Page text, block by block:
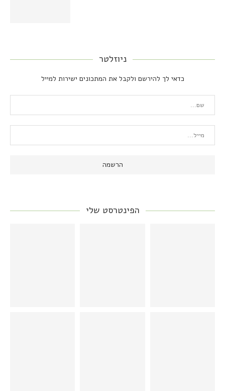
ניוזלטר
כדאי לך להירשם ולקבל את המתכונים ישירות למייל
הפינטרסט שלי